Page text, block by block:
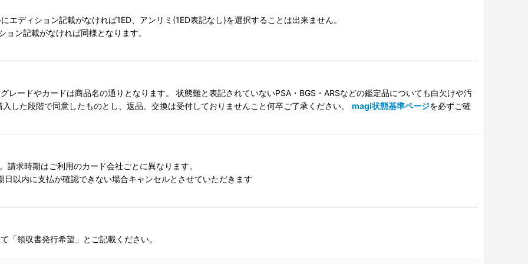
ディション記載がなければ1ED、アンリミ(1ED表記なし)を選択することは出来ません。
ン記載がなければ同様となります。
レードやカードは商品名の通りとなります。 状態難と表記されていないPSA・BGS・ARSなどの鑑定品についても白欠けや汚
した段階で同意したものとし、返品、交換は受付しておりませんこと何卒ご了承ください。 magi状態基準ページを必ずご確
求時期はご利用のカード会社ごとに異なります。
以内に支払が確認できない場合キャンセルとさせていただきます
「領収書発行希望」とご記載ください。